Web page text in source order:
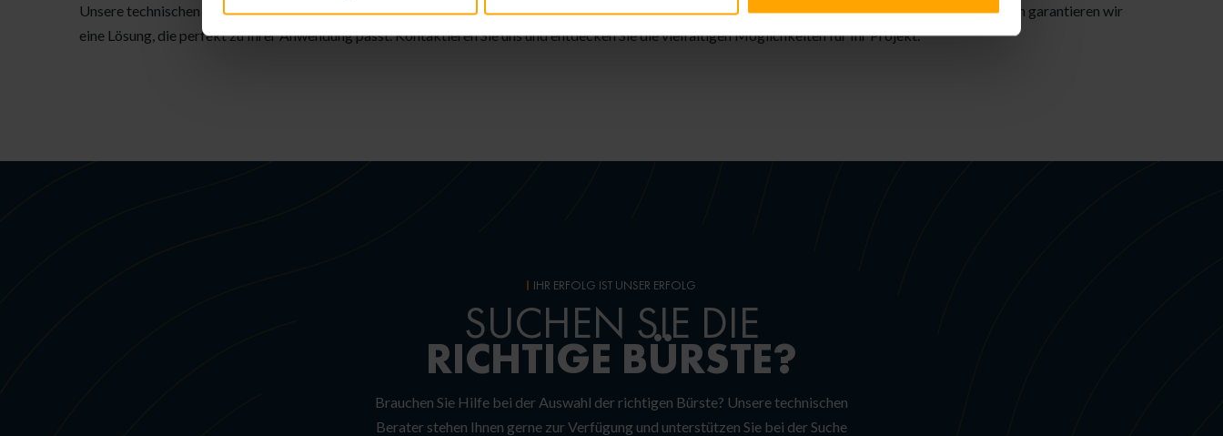
Unsere technischen Bürsten sind vollständig anpassbar, sodass wir sie exakt auf Ihre speziellen Anforderungen und Wünsche abstimmen können. Dadurch garantieren wir
eine Lösung, die perfekt zu Ihrer Anwendung passt. Kontaktieren Sie uns und entdecken Sie die vielfältigen Möglichkeiten für Ihr Projekt.
IHR ERFOLG IST UNSER ERFOLG
SUCHEN SIE DIE
RICHTIGE BÜRSTE?
Brauchen Sie Hilfe bei der Auswahl der richtigen Bürste? Unsere technischen
Berater stehen Ihnen gerne zur Verfügung und unterstützen Sie bei der Suche